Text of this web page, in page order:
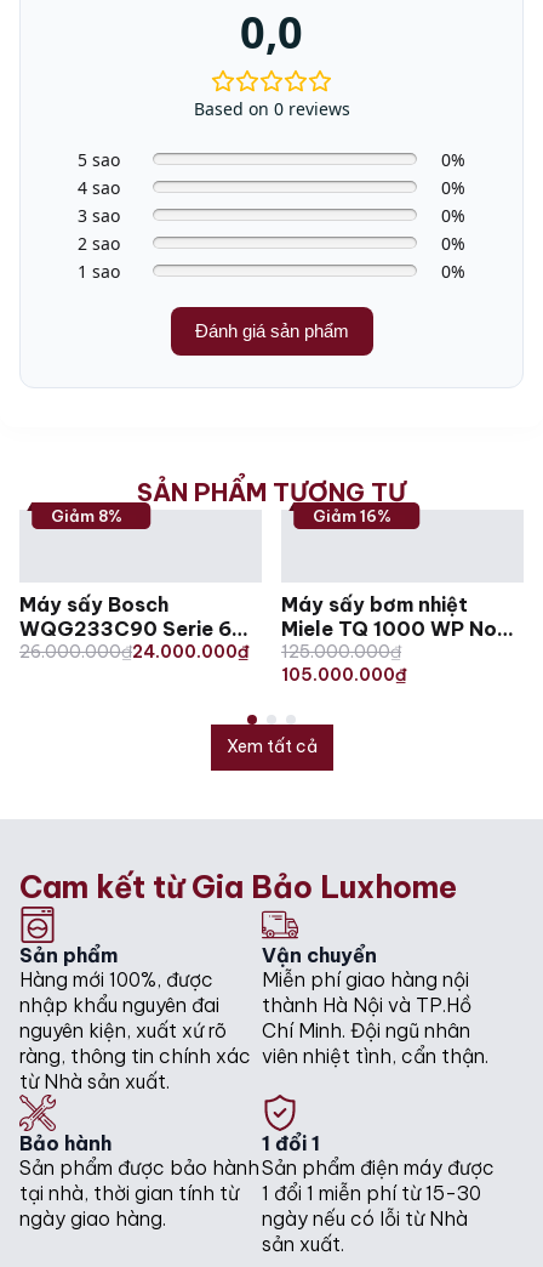
– Pillow normal
– Pillow large
– cotton hygiene
– Ventilate cold
basket program
Extra-quiet
pre-ironing
bedding
finish steam
Tiện ích
Kết nối mạng với Miele @
home
Hiển thị thời gian trong
trình
Trợ lý sấy khô
Chương trình yêu thích
Đèn LED
MultiLingua
Mức độ tiếng ồn thấp nhất
EcoFeedback
Công nghệ EcoDry
Bộ trao đổi nhiệt không
cần bảo dưỡng
Động cơ ProfiEco
Tính năng an
toàn
Điện áp: 220-240V
Loại gas máy
nén sử dụng
Có
anti-crease
Gentle plus
0,0
Based on 0 reviews
5 sao
0%
4 sao
0%
3 sao
0%
2 sao
0%
1 sao
0%
Đánh giá sản phẩm
SẢN PHẨM TƯƠNG TỰ
Xem tất cả
Giảm 8%
Máy sấy Bosch
WQG233C90 Serie 6
Heatpump 8kg
26.000.000₫
Original
24.000.000₫
Current
Giảm 16%
Máy sấy bơm nhiệt
Miele TQ 1000 WP Nova
Edition 9kg
125.000.000₫
Original
price
125.000.000₫.
105.000.000₫
Current
price
105.000.000₫.
Cam kết từ Gia Bảo Luxhome
Sản phẩm
Hàng mới 100%, được
nhập khẩu nguyên đai
nguyên kiện, xuất xứ rõ
ràng, thông tin chính xác
từ Nhà sản xuất.
Vận chuyển
Miễn phí giao hàng nội
thành Hà Nội và TP.Hồ
Chí Minh. Đội ngũ nhân
viên nhiệt tình, cẩn thận.
Bảo hành
Sản phẩm được bảo hành
tại nhà, thời gian tính từ
ngày giao hàng.
1 đổi 1
Sản phẩm điện máy được
1 đổi 1 miễn phí từ 15-30
ngày nếu có lỗi từ Nhà
sản xuất.